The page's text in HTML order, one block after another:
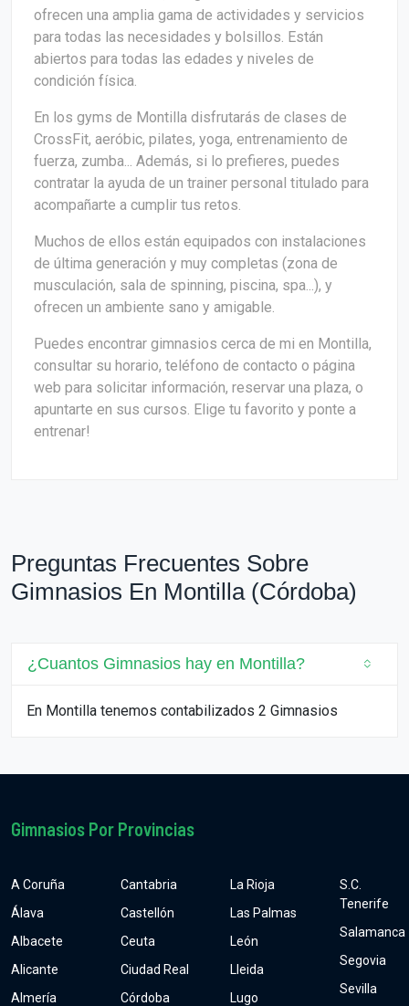
ofrecen una amplia gama de actividades y servicios
para todas las necesidades y bolsillos. Están
abiertos para todas las edades y niveles de
condición física.
En los gyms de Montilla disfrutarás de clases de
CrossFit, aeróbic, pilates, yoga, entrenamiento de
fuerza, zumba... Además, si lo prefieres, puedes
contratar la ayuda de un trainer personal titulado para
acompañarte a cumplir tus retos.
Muchos de ellos están equipados con instalaciones
de última generación y muy completas (zona de
musculación, sala de spinning, piscina, spa...), y
ofrecen un ambiente sano y amigable.
Puedes encontrar gimnasios cerca de mi en Montilla,
consultar su horario, teléfono de contacto o página
web para solicitar información, reservar una plaza, o
apuntarte en sus cursos. Elige tu favorito y ponte a
entrenar!
Preguntas Frecuentes Sobre
Gimnasios En Montilla (Córdoba)
¿Cuantos Gimnasios hay en Montilla?
En Montilla tenemos contabilizados 2 Gimnasios
Gimnasios Por Provincias
A Coruña
Álava
Albacete
Alicante
Almería
Cantabria
Castellón
Ceuta
Ciudad Real
Córdoba
La Rioja
Las Palmas
León
Lleida
Lugo
S.C.
Tenerife
Salamanca
Segovia
Sevilla